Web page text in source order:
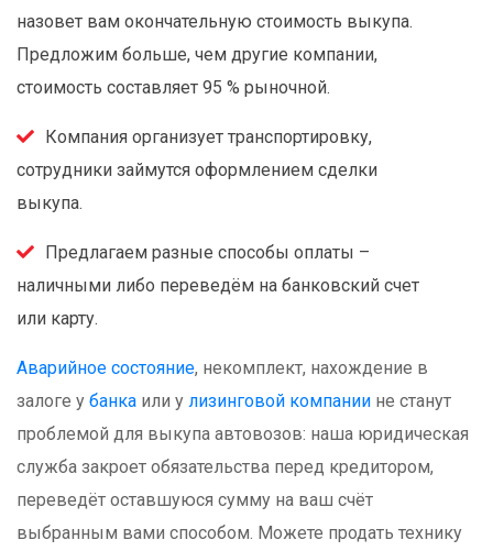
назовет вам окончательную стоимость выкупа.
Предложим больше, чем другие компании,
стоимость составляет 95 % рыночной.
Компания организует транспортировку,
сотрудники займутся оформлением сделки
выкупа.
Предлагаем разные способы оплаты –
наличными либо переведём на банковский счет
или карту.
Аварийное состояние, некомплект, нахождение в
залоге у банка или у лизинговой компании не станут
проблемой для выкупа автовозов: наша юридическая
служба закроет обязательства перед кредитором,
переведёт оставшуюся сумму на ваш счёт
выбранным вами способом. Можете продать технику